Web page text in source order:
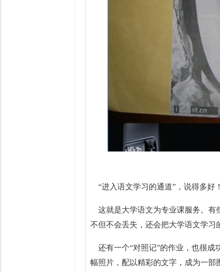
“进入语文学习的通道”，说得多好
这就是大学语文为专业课服务。有
不但不会丢失，还会把大学语文学
还有一个“对照记”的作业，也很成
幅照片，配以精彩的文字，成为一